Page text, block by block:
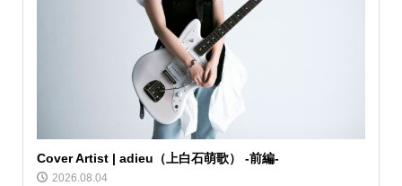
Cover Artist | adieu（上白石萌歌） -前編-
2026.08.04